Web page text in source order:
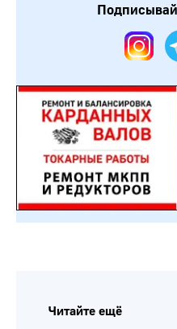
Читайте ещё